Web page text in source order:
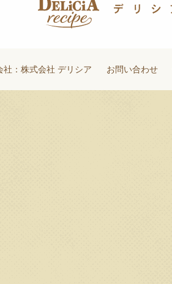
社：株式会社 デリシア お問い合わせ